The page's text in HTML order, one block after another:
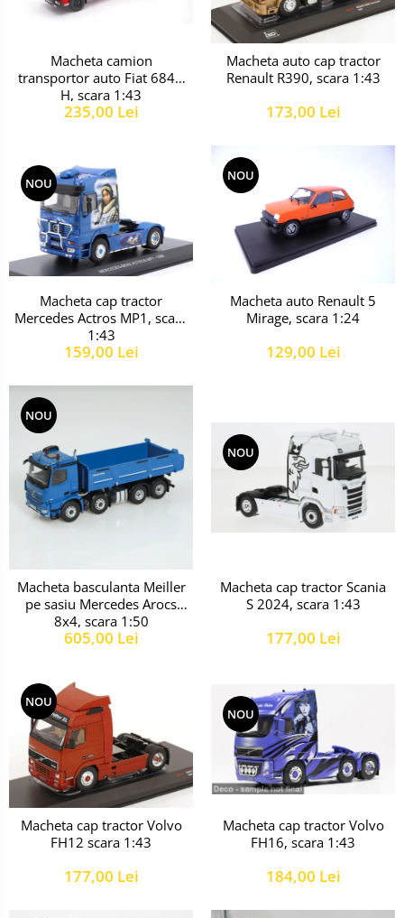
Macheta camion
transportor auto Fiat 684N
H, scara 1:43
235,00 Lei
Macheta auto cap tractor
Renault R390, scara 1:43
173,00 Lei
NOU
Macheta cap tractor
Mercedes Actros MP1, scara
1:43
159,00 Lei
NOU
Macheta auto Renault 5
Mirage, scara 1:24
129,00 Lei
NOU
Macheta basculanta Meiller
pe sasiu Mercedes Arocs
8x4, scara 1:50
605,00 Lei
NOU
Macheta cap tractor Scania
S 2024, scara 1:43
177,00 Lei
NOU
Macheta cap tractor Volvo
FH12 scara 1:43
177,00 Lei
NOU
Macheta cap tractor Volvo
FH16, scara 1:43
184,00 Lei